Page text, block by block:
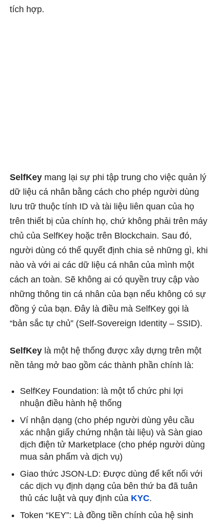
tích hợp.
SelfKey mang lại sự phi tập trung cho việc quản lý
dữ liệu cá nhân bằng cách cho phép người dùng
lưu trữ thuộc tính ID và tài liệu liên quan của họ
trên thiết bị của chính họ, chứ không phải trên máy
chủ của SelfKey hoặc trên Blockchain. Sau đó,
người dùng có thể quyết định chia sẻ những gì, khi
nào và với ai các dữ liệu cá nhân của mình một
cách an toàn. Sẽ không ai có quyền truy cập vào
những thông tin cá nhân của bạn nếu không có sự
đồng ý của bạn. Đây là điều mà SelfKey gọi là
“bản sắc tự chủ” (Self-Sovereign Identity – SSID).
SelfKey là một hệ thống được xây dựng trên một
nền tảng mở bao gồm các thành phần chính là:
SelfKey Foundation: là một tổ chức phi lợi
nhuận điều hành hệ thống
Ví nhận dạng (cho phép người dùng yêu cầu
xác nhận giấy chứng nhận tài liệu) và Sàn giao
dịch điện tử Marketplace (cho phép người dùng
mua sản phẩm và dịch vụ)
Giao thức JSON-LD: Được dùng để kết nối với
các dịch vụ định dạng của bên thứ ba đã tuân
thủ các luật và quy định của KYC.
Token “KEY”: Là đồng tiền chính của hệ sinh